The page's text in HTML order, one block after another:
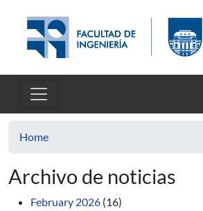
Home
Archivo de noticias
February 2026 (16)